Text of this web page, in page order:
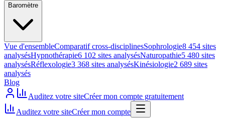
Baromètre
Vue d'ensembleComparatif cross-disciplinesSophrologie8 454 sites
analysésHypnothérapie6 102 sites analysésNaturopathie5 480 sites
analysésRéflexologie3 368 sites analysésKinésiologie2 689 sites
analysés
Blog
Auditez votre siteCréer mon compte gratuitement
Auditez votre siteCréer mon compte